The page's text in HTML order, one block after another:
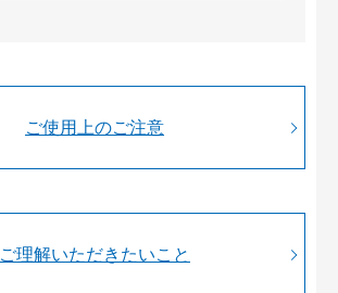
ご使用上のご注意
ご理解いただきたいこと